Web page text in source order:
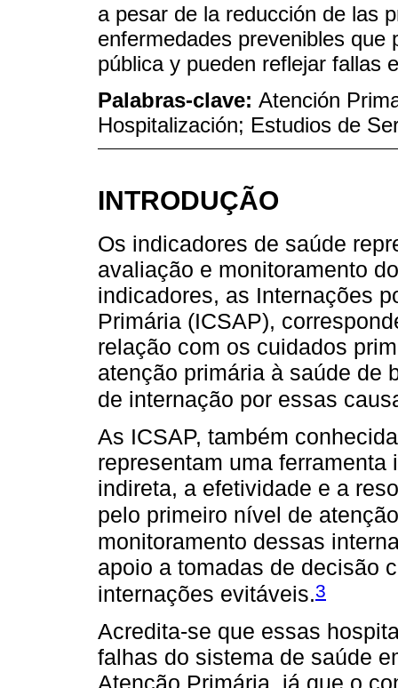
a pesar de la reducción de las
enfermedades prevenibles que
pública y pueden reflejar fallas
Palabras-clave: Atención
Hospitalización; Estudios de
INTRODUÇÃO
Os indicadores de saúde
avaliação e monitoramento
indicadores, as Internações
Primária (ICSAP),
relação com os cuidados
atenção primária à saúde de
de internação por essas
As ICSAP, também
representam uma
indireta, a efetividade e a
pelo primeiro nível de
monitoramento dessas
apoio a tomadas de decisão
internações evitáveis.3
Acredita-se que essas
falhas do sistema de saúde
Atenção Primária, já que o